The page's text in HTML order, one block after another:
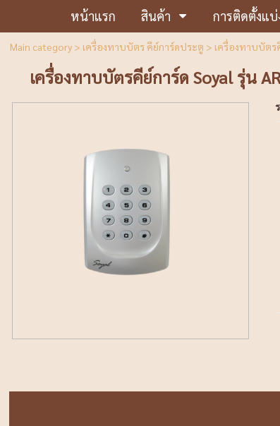
หน้าแรก สินค้า การติดตั้งแ
Main category> เครื่องทาบบัตร คีย์การ์ดประตู > เครื่องทาบบัตร
เครื่องทาบบัตรคีย์การ์ด Soyal รุ่น